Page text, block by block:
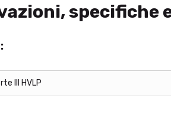
specifiche
III HVLP